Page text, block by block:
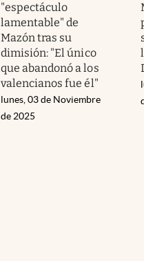
"espectáculo
lamentable" de
Mazón tras su
dimisión: "El único
que abandonó a los
valencianos fue él"
lunes, 03 de Noviembre
de 2025